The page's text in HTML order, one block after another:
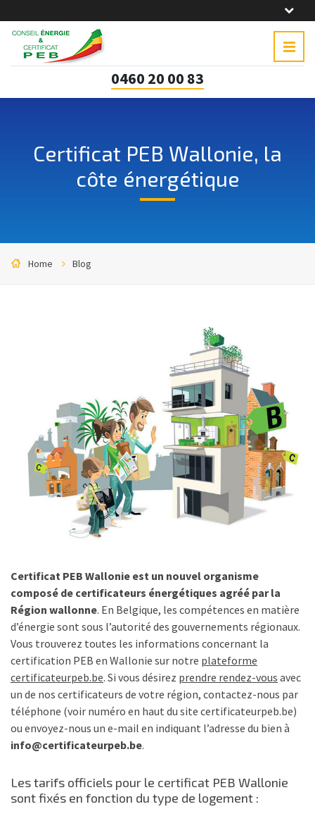
0460 20 00 83
Certificat PEB Wallonie, la
côte énergétique
Home Blog
Certificat PEB Wallonie est un nouvel organisme
composé de certificateurs énergétiques agréé par la
Région wallonne. En Belgique, les compétences en matière
d’énergie sont sous l’autorité des gouvernements régionaux.
Vous trouverez toutes les informations concernant la
certification PEB en Wallonie sur notre plateforme
certificateurpeb.be. Si vous désirez prendre rendez-vous avec
un de nos certificateurs de votre région, contactez-nous par
téléphone (voir numéro en haut du site certificateurpeb.be)
ou envoyez-nous un e-mail en indiquant l’adresse du bien à
info@certificateurpeb.be.
Les tarifs officiels pour le certificat PEB Wallonie
sont fixés en fonction du type de logement :